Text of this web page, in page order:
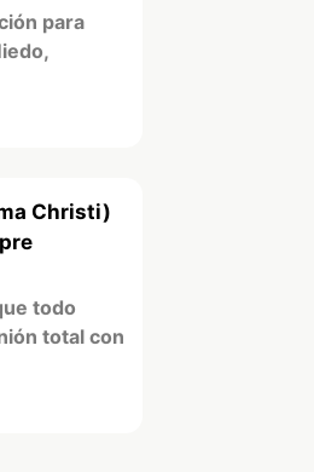
para
Christi)
todo
total con